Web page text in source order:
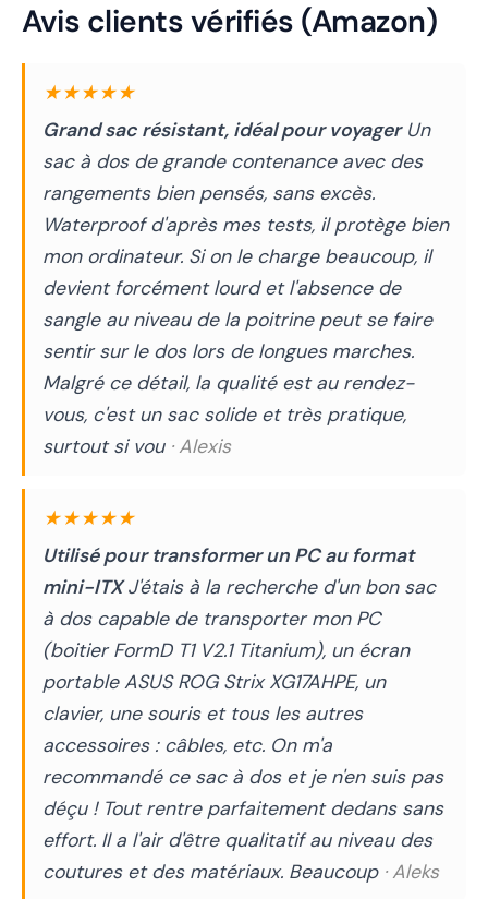
Avis clients vérifiés (Amazon)
★★★★★
Grand sac résistant, idéal pour voyagerUn
sac à dos de grande contenance avec des
rangements bien pensés, sans excès.
Waterproof d'après mes tests, il protège bien
mon ordinateur. Si on le charge beaucoup, il
devient forcément lourd et l'absence de
sangle au niveau de la poitrine peut se faire
sentir sur le dos lors de longues marches.
Malgré ce détail, la qualité est au rendez-
vous, c'est un sac solide et très pratique,
surtout si vou · Alexis
★★★★★
Utilisé pour transformer un PC au format
mini-ITXJ'étais à la recherche d'un bon sac
à dos capable de transporter mon PC
(boitier FormD T1 V2.1 Titanium), un écran
portable ASUS ROG Strix XG17AHPE, un
clavier, une souris et tous les autres
accessoires : câbles, etc. On m'a
recommandé ce sac à dos et je n'en suis pas
déçu ! Tout rentre parfaitement dedans sans
effort. Il a l'air d'être qualitatif au niveau des
coutures et des matériaux. Beaucoup · Aleks